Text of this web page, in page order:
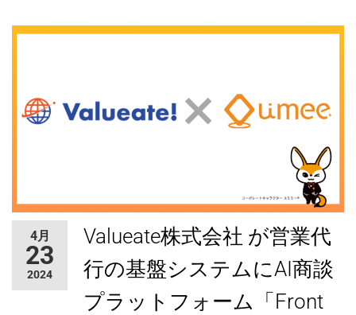
4月
23
2024
Valueate株式会社 が営業代
行の基盤システムにAI商談
プラットフォーム「Front